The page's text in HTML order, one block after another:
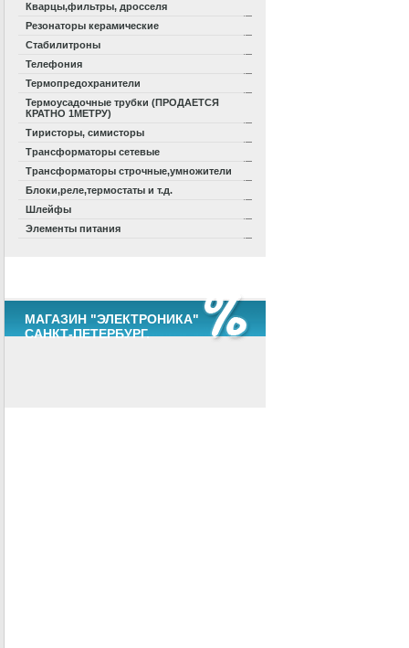
Кварцы,фильтры, дросселя
Резонаторы керамические
Стабилитроны
Телефония
Термопредохранители
Термоусадочные трубки (ПРОДАЕТСЯ
КРАТНО 1МЕТРУ)
Тиристоры, симисторы
Трансформаторы сетевые
Трансформаторы строчные,умножители
Блоки,реле,термостаты и т.д.
Шлейфы
Элементы питания
МАГАЗИН "ЭЛЕКТРОНИКА"
САНКТ-ПЕТЕРБУРГ.